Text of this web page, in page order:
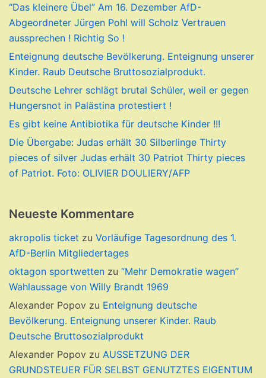
“Das kleinere Übel” Am 16. Dezember AfD-
Abgeordneter Jürgen Pohl will Scholz Vertrauen
aussprechen ! Richtig So !
Enteignung deutsche Bevölkerung. Enteignung unserer
Kinder. Raub Deutsche Bruttosozialprodukt.
Deutsche Lehrer schlägt brutal Schüler, weil er gegen
Hungersnot in Palästina protestiert !
Es gibt keine Antibiotika für deutsche Kinder !!!
Die Übergabe: Judas erhält 30 Silberlinge Thirty
pieces of silver Judas erhält 30 Patriot Thirty pieces
of Patriot. Foto: OLIVIER DOULIERY/AFP
Neueste Kommentare
akropolis ticket zu Vorläufige Tagesordnung des 1.
AfD-Berlin Mitgliedertages
oktagon sportwetten zu “Mehr Demokratie wagen”
Wahlaussage von Willy Brandt 1969
Alexander Popov zu Enteignung deutsche
Bevölkerung. Enteignung unserer Kinder. Raub
Deutsche Bruttosozialprodukt
Alexander Popov zu AUSSETZUNG DER
GRUNDSTEUER FÜR SELBST GENUTZTES EIGENTUM